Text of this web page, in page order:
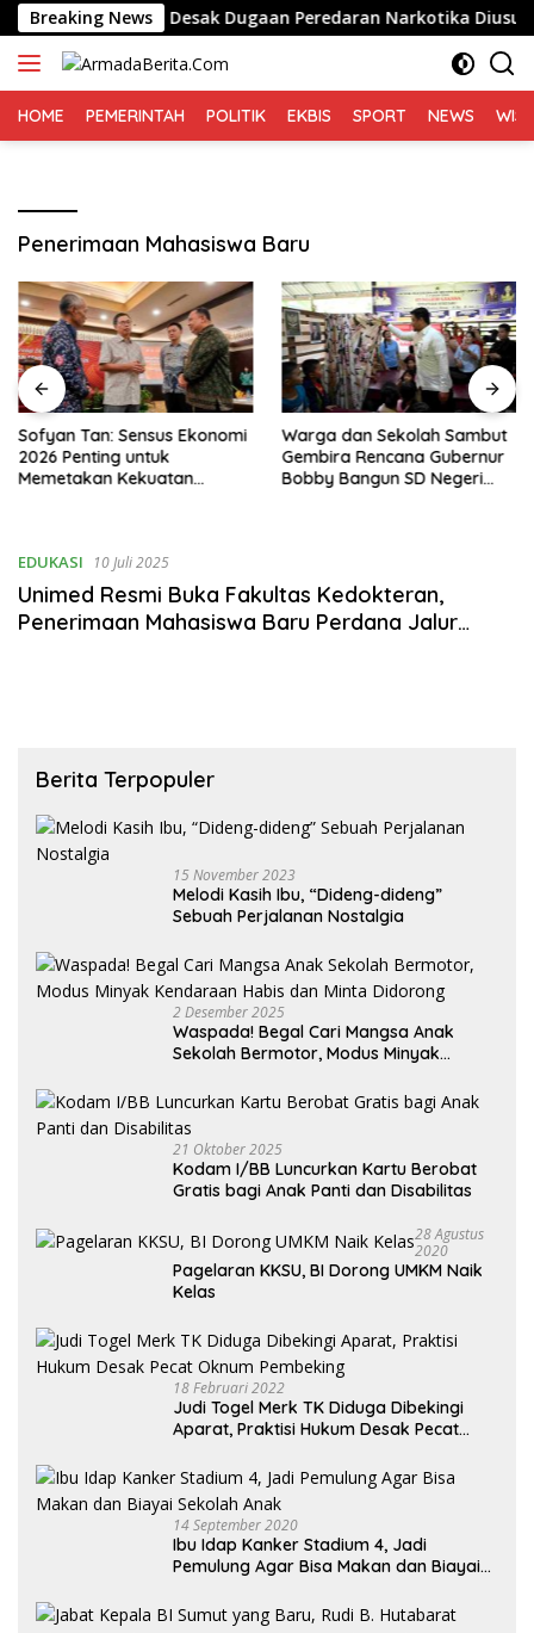
Langsung
ke
konten
Breaking News
di Medan, Desak Dugaan Peredaran Narkotika Diusut
HOME PEMERINTAH POLITIK EKBIS SPORT NEWS
Penerimaan Mahasiswa Baru
Sofyan Tan: Sensus Ekonomi
2026 Penting untuk
Memetakan Kekuatan
Warga dan Sekolah Sambut
Gembira Rencana Gubernur
Bobby Bangun SD Negeri
EDUKASI 10 Juli 2025
Unimed Resmi Buka Fakultas Kedokteran,
Penerimaan Mahasiswa Baru Perdana Jalur
Berita Terpopuler
15 November 2023
Melodi Kasih Ibu, “Dideng-dideng”
Sebuah Perjalanan Nostalgia
2 Desember 2025
Waspada! Begal Cari Mangsa Anak
Sekolah Bermotor, Modus Minyak
21 Oktober 2025
Kodam I/BB Luncurkan Kartu Berobat
Gratis bagi Anak Panti dan Disabilitas
28 Agustus
2020
Pagelaran KKSU, BI Dorong UMKM Naik
Kelas
18 Februari 2022
Judi Togel Merk TK Diduga Dibekingi
Aparat, Praktisi Hukum Desak Pecat
14 September 2020
Ibu Idap Kanker Stadium 4, Jadi
Pemulung Agar Bisa Makan dan Biayai